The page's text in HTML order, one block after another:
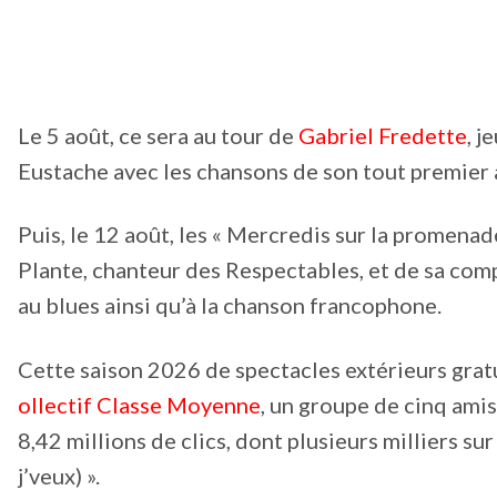
Le 5 août, ce sera au tour de Gabriel Fredette,
Eustache avec les chansons de son tout premier
Puis, le 12 août, les « Mercredis sur la
Plante, chanteur des Respectables, et de sa
au blues ainsi qu’à la chanson francophone.
Cette saison 2026 de spectacles extérieurs
ollectif Classe Moyenne, un groupe de cinq
8,42 millions de clics, dont plusieurs milliers sur
j’veux) ».